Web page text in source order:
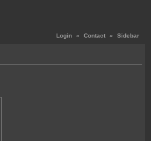
Login « Contact « Sidebar